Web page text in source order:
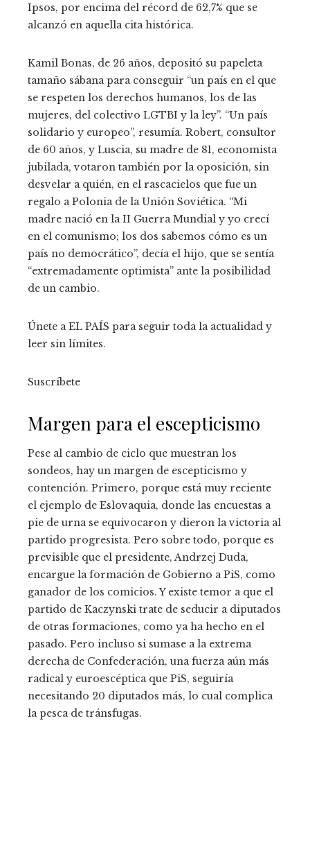
Ipsos, por encima del récord de 62,7% que se
alcanzó en aquella cita histórica.
Kamil Bonas, de 26 años, depositó su papeleta
tamaño sábana para conseguir “un país en el que
se respeten los derechos humanos, los de las
mujeres, del colectivo LGTBI y la ley”. “Un país
solidario y europeo”, resumía. Robert, consultor
de 60 años, y Luscia, su madre de 81, economista
jubilada, votaron también por la oposición, sin
desvelar a quién, en el rascacielos que fue un
regalo a Polonia de la Unión Soviética. “Mi
madre nació en la II Guerra Mundial y yo crecí
en el comunismo; los dos sabemos cómo es un
país no democrático”, decía el hijo, que se sentía
“extremadamente optimista” ante la posibilidad
de un cambio.
Únete a EL PAÍS para seguir toda la actualidad y
leer sin límites.
Suscríbete
Margen para el escepticismo
Pese al cambio de ciclo que muestran los
sondeos, hay un margen de escepticismo y
contención. Primero, porque está muy reciente
el ejemplo de Eslovaquia, donde las encuestas a
pie de urna se equivocaron y dieron la victoria al
partido progresista. Pero sobre todo, porque es
previsible que el presidente, Andrzej Duda,
encargue la formación de Gobierno a PiS, como
ganador de los comicios. Y existe temor a que el
partido de Kaczynski trate de seducir a diputados
de otras formaciones, como ya ha hecho en el
pasado. Pero incluso si sumase a la extrema
derecha de Confederación, una fuerza aún más
radical y euroescéptica que PiS, seguiría
necesitando 20 diputados más, lo cual complica
la pesca de tránsfugas.